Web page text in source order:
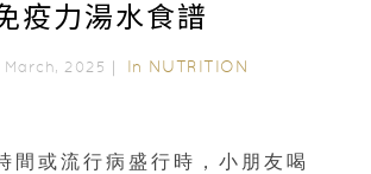
疫力湯水食譜
2025｜ In NUTRITION
間或流行病盛行時，小朋友喝